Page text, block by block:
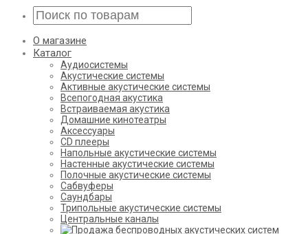
О магазине
Каталог
Аудиосистемы
Акустические системы
Активные акустические системы
Всепогодная акустика
Встраиваемая акустика
Домашние кинотеатры
Аксессуары
CD плееры
Напольные акустические системы
Настенные акустические системы
Полочные акустические системы
Сабвуферы
Саундбары
Трипольные акустические системы
Центральные каналы